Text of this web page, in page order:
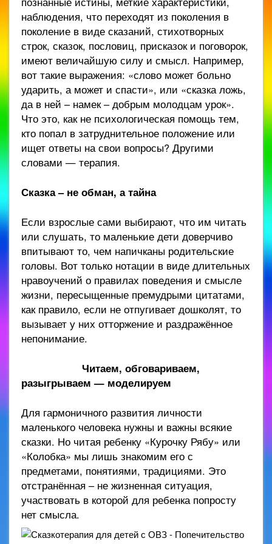
наблюдения, что переходят из поколения в
поколение в виде сказаний, стихотворных
строк, сказок, пословиц, присказок и поговорок,
имеют величайшую силу и смысл. Например,
вот такие выражения: «слово может больно
ударить, а может и спасти», или «сказка ложь,
да в ней – намек – добрым молодцам урок».
Что это, как не психологическая помощь тем,
кто попал в затруднительное положение или
ищет ответы на свои вопросы? Другими
словами — терапия.
Сказка – не обман, а тайна
Если взрослые сами выбирают, что им читать
или слушать, то маленькие дети доверчиво
впитывают то, чем напичканы родительские
головы. Вот только нотации в виде длительных
нравоучений о правилах поведения и смысле
жизни, пересыщенные премудрыми цитатами,
как правило, если не отпугивает дошколят, то
вызывает у них отторжение и раздражённое
непонимание.
Читаем, обговариваем,
разыгрываем — моделируем
Для гармоничного развития личности
маленького человека нужны и важны всякие
сказки. Но читая ребенку «Курочку Рябу» или
«Колобка» мы лишь знакомим его с
предметами, понятиями, традициями. Это
отстранённая – не жизненная ситуация,
участвовать в которой для ребенка попросту
нет смысла.